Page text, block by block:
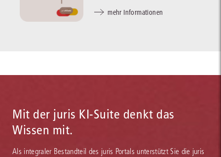
mehr Informationen
Mit der juris KI-Suite denkt das
Wissen mit.
Als integraler Bestandteil des juris Portals unterstützt Sie die juris